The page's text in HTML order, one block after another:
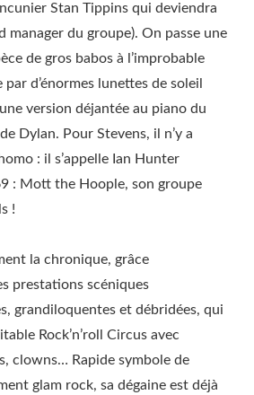
Stan Tippins qui deviendra
manager du groupe). On passe une
de gros babos à l’improbable
d’énormes lunettes de soleil
version déjantée au piano du
Dylan. Pour Stevens, il n’y a
: il s’appelle Ian Hunter
: Mott the Hoople, son groupe
!
la chronique, grâce
prestations scéniques
grandiloquentes et débridées, qui
Rock’n’roll Circus avec
clowns… Rapide symbole de
glam rock, sa dégaine est déjà